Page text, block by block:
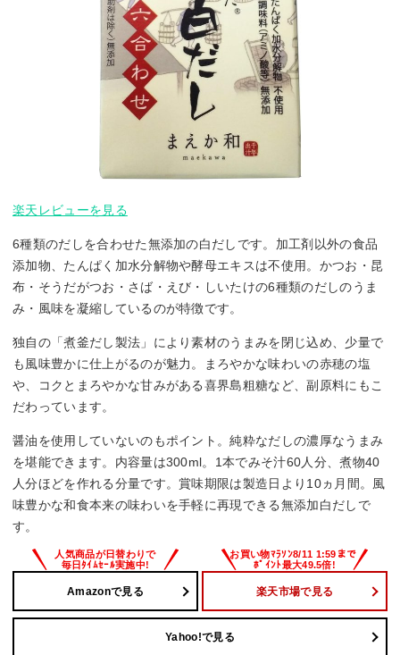
楽天レビューを見る
6種類のだしを合わせた無添加の白だしです。加工剤以外の食品
添加物、たんぱく加水分解物や酵母エキスは不使用。かつお・昆
布・そうだがつお・さば・えび・しいたけの6種類のだしのうま
み・風味を凝縮しているのが特徴です。
独自の「煮釜だし製法」により素材のうまみを閉じ込め、少量で
も風味豊かに仕上がるのが魅力。まろやかな味わいの赤穂の塩
や、コクとまろやかな甘みがある喜界島粗糖など、副原料にもこ
だわっています。
醤油を使用していないのもポイント。純粋なだしの濃厚なうまみ
を堪能できます。内容量は300ml。1本でみそ汁60人分、煮物40
人分ほどを作れる分量です。賞味期限は製造日より10ヵ月間。風
味豊かな和食本来の味わいを手軽に再現できる無添加白だしで
す。
Amazonで見る 楽天市場で見る
Yahoo!で見る